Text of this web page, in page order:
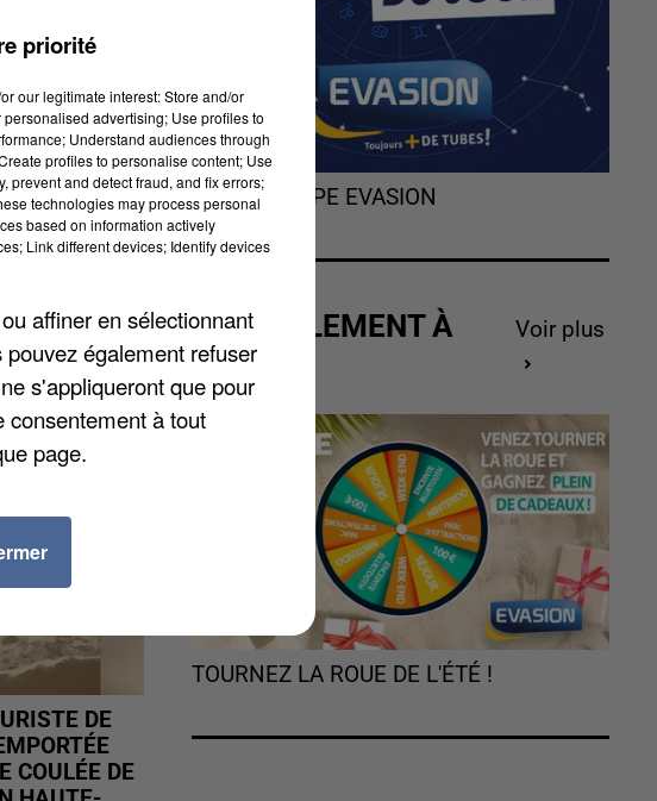
locale. L'aide
leur
DE
COULÉE DE
L'HOROSCOPE EVASION
ACTUELLEMENT À
GAGNER
Voir plus
TOURNEZ LA ROUE DE L'ÉTÉ !
priorité
our legitimate interest: Store and/or
advertising; Use profiles to
Understand audiences through
profiles to personalise content; Use
prevent and detect fraud, and fix errors;
technologies may process personal
based on information actively
Link different devices; Identify devices
affiner en sélectionnant
également refuser
s'appliqueront que pour
consentement à tout
page.